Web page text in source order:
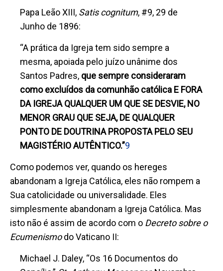
Papa Leão XIII, Satis cognitum, #9, 29 de
Junho de 1896:
“A prática da Igreja tem sido sempre a
mesma, apoiada pelo juízo unânime dos
Santos Padres, que sempre consideraram
como excluídos da comunhão católica E FORA
DA IGREJA QUALQUER UM QUE SE DESVIE, NO
MENOR GRAU QUE SEJA, DE QUALQUER
PONTO DE DOUTRINA PROPOSTA PELO SEU
MAGISTÉRIO AUTÊNTICO.”9
Como podemos ver, quando os hereges
abandonam a Igreja Católica, eles não rompem a
Sua catolicidade ou universalidade. Eles
simplesmente abandonam a Igreja Católica. Mas
isto não é assim de acordo com o Decreto sobre o
Ecumenismodo Vaticano II:
Michael J. Daley, “Os 16 Documentos do